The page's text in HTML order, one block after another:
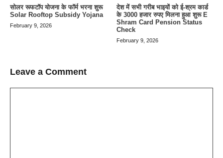
सोलर रूफटॉप योजना के फॉर्म भरना शुरू
Solar Rooftop Subsidy Yojana
February 9, 2026
देश में सभी गरीब भाइयों को ई-श्रम कार्ड
के 3000 हजार रुपए मिलना हुआ शुरू E
Shram Card Pension Status
Check
February 9, 2026
Leave a Comment